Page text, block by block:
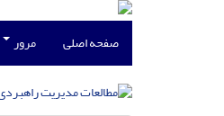
صفحه اصلی مرور